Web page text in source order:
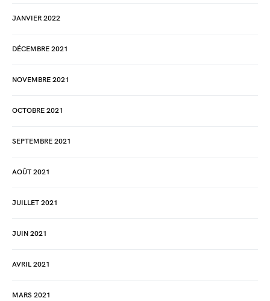
JANVIER 2022
DÉCEMBRE 2021
NOVEMBRE 2021
OCTOBRE 2021
SEPTEMBRE 2021
AOÛT 2021
JUILLET 2021
JUIN 2021
AVRIL 2021
MARS 2021